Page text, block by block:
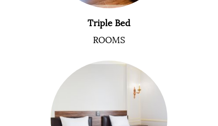
Triple Bed
ROOMS